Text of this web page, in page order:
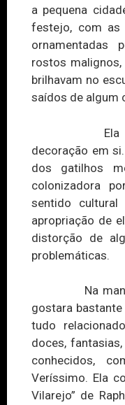
a pequena
festejo, com as
ornamentadas
rostos
brilhavam no
saídos de algum
Ela
decoração em
dos gatilhos
colonizadora
sentido cultural
apropriação de
distorção de
problemáticas.
Na manhã
gostara
tudo
doces,
conhecidos,
Veríssimo. Ela
Vilarejo” de